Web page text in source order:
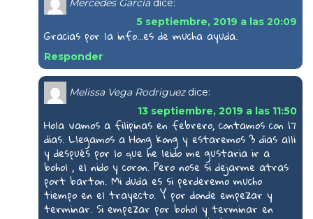
5 septiembre, 2019 a las 20:09
Gracias por la info…es de mucha ayuda.
Responder
Melissa Vega Rodriguez dice:
13 septiembre, 2019 a las 11:50
Hola vamos a filipinas en febrero, contamos con 17
dias. Llegamos a Hong kong y estaremos 3 dias alli
y después por lo que he leido me gustaria ir a
bohol , el nido y coron. Pero nose si dejarme atras
port barton. Mi duda es si perderemo mucho
tiempo en el trayecto. Y por donde empezar y
terminar. Si empezar por bohol y terminar en